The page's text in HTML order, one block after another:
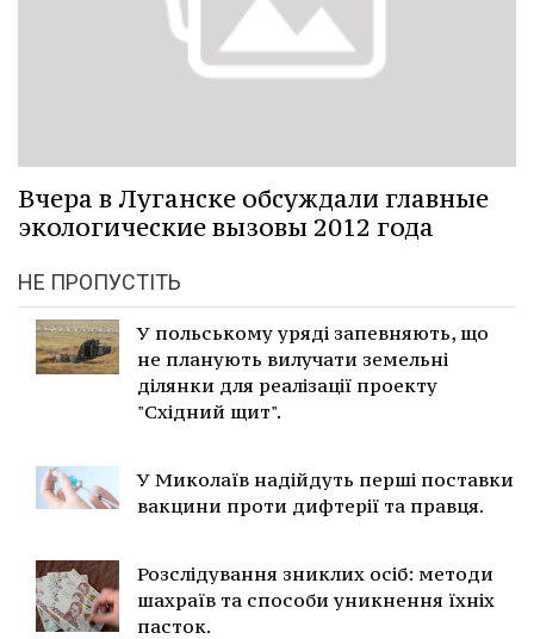
Вчера в Луганске обсуждали главные
экологические вызовы 2012 года
НЕ ПРОПУСТІТЬ
У польському уряді запевняють, що
не планують вилучати земельні
ділянки для реалізації проекту
"Східний щит".
У Миколаїв надійдуть перші поставки
вакцини проти дифтерії та правця.
Розслідування зниклих осіб: методи
шахраїв та способи уникнення їхніх
пасток.